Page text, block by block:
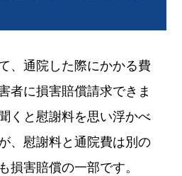
、通院した際にかかる費
者に損害賠償請求できま
くと慰謝料を思い浮かべ
、慰謝料と通院費は別の
損害賠償の一部です。